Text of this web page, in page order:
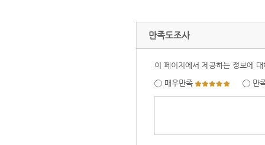
만족도조사
이 페이지에서 제공하는 정보에
매우만족
만